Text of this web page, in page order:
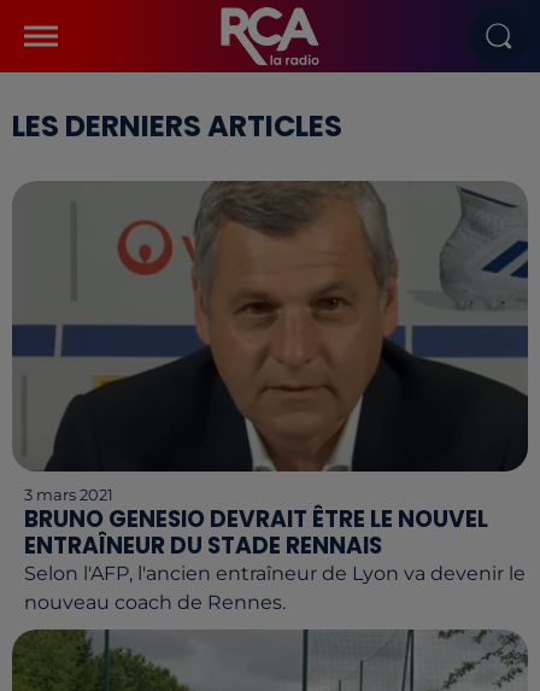
LES DERNIERS ARTICLES
3 mars 2021
BRUNO GENESIO DEVRAIT ÊTRE LE NOUVEL
ENTRAÎNEUR DU STADE RENNAIS
Selon l'AFP, l'ancien entraîneur de Lyon va devenir le
nouveau coach de Rennes.